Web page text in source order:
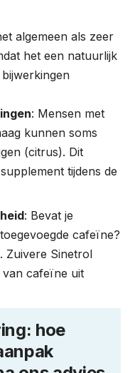
algemeen als zeer
het een natuurlijk
: Mensen met
kunnen soms
(citrus). Dit
tijdens de
: Bevat je
cafeïne?
Zuivere Sinetrol
cafeïne uit
hoe